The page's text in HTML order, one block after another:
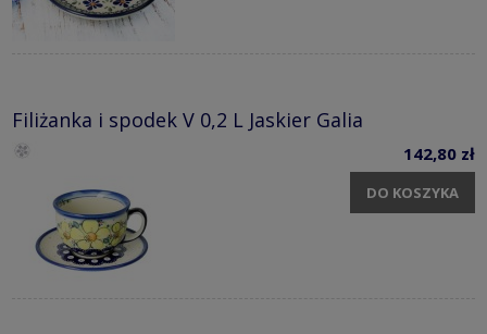
Filiżanka i spodek V 0,2 L Jaskier Galia
142,80 zł
DO KOSZYKA